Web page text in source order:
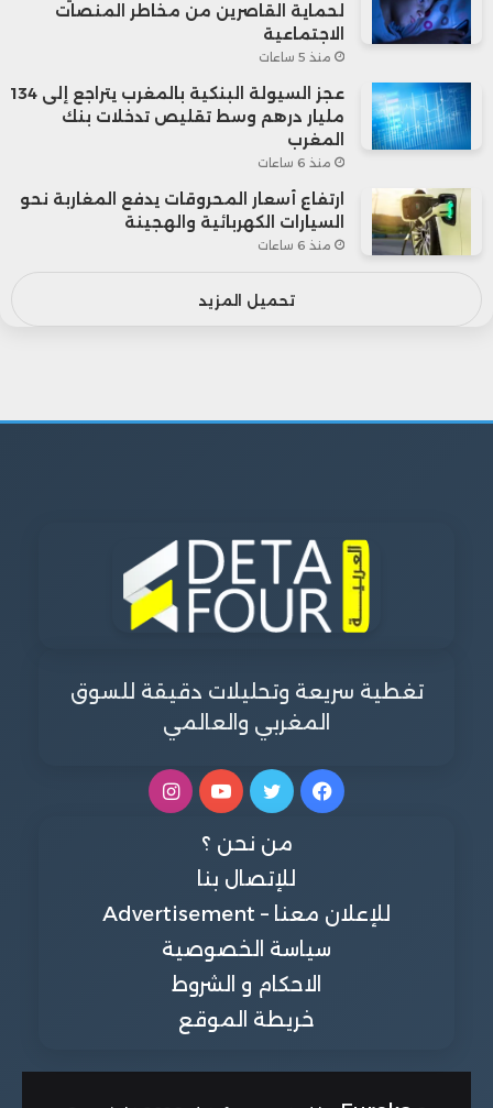
لحماية القاصرين من مخاطر المنصات
الاجتماعية
منذ 5 ساعات
عجز السيولة البنكية بالمغرب يتراجع إلى 134
مليار درهم وسط تقليص تدخلات بنك
المغرب
منذ 6 ساعات
ارتفاع أسعار المحروقات يدفع المغاربة نحو
السيارات الكهربائية والهجينة
منذ 6 ساعات
تحميل المزيد
تغطية سريعة وتحليلات دقيقة للسوق
المغربي والعالمي
فيسبوكتويتر يوتيوبانستقرام
من نحن ؟
للإتصال بنا
للإعلان معنا – Advertisement
سياسة الخصوصية
الاحكام و الشروط
خريطة الموقع